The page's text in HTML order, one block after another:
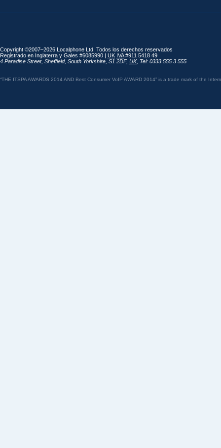
Copyright ©2007–2026 Localphone Ltd . Todos los derechos reservados
Registrado en Inglaterra y Gales #6085990 | UK IVA#911 5418 49
4 Paradise Street, Sheffield, South Yorkshire S1 2DF, UK, Tel: 0333 555 3 555
“THE ITSPA AWARDS 2014 AND Best Consumer VoIP AWARD 2014” is a trade mark of the